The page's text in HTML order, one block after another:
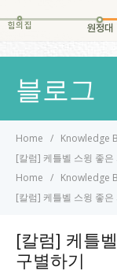
힘의집 원정대
블로그
Home Knowledge
[칼럼] 케틀벨 스윙 좋
Home
Knowledge
[칼럼] 케틀벨 스윙 좋
[칼럼] 케틀
구별하기